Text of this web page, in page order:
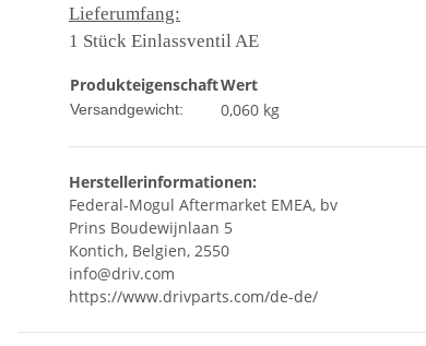
Lieferumfang:
1 Stück Einlassventil AE
ProdukteigenschaftWert
Versandgewicht: 0,060 kg
Herstellerinformationen:
Federal-Mogul Aftermarket EMEA, bv
Prins Boudewijnlaan 5
Kontich, Belgien, 2550
info@driv.com
https://www.drivparts.com/de-de/